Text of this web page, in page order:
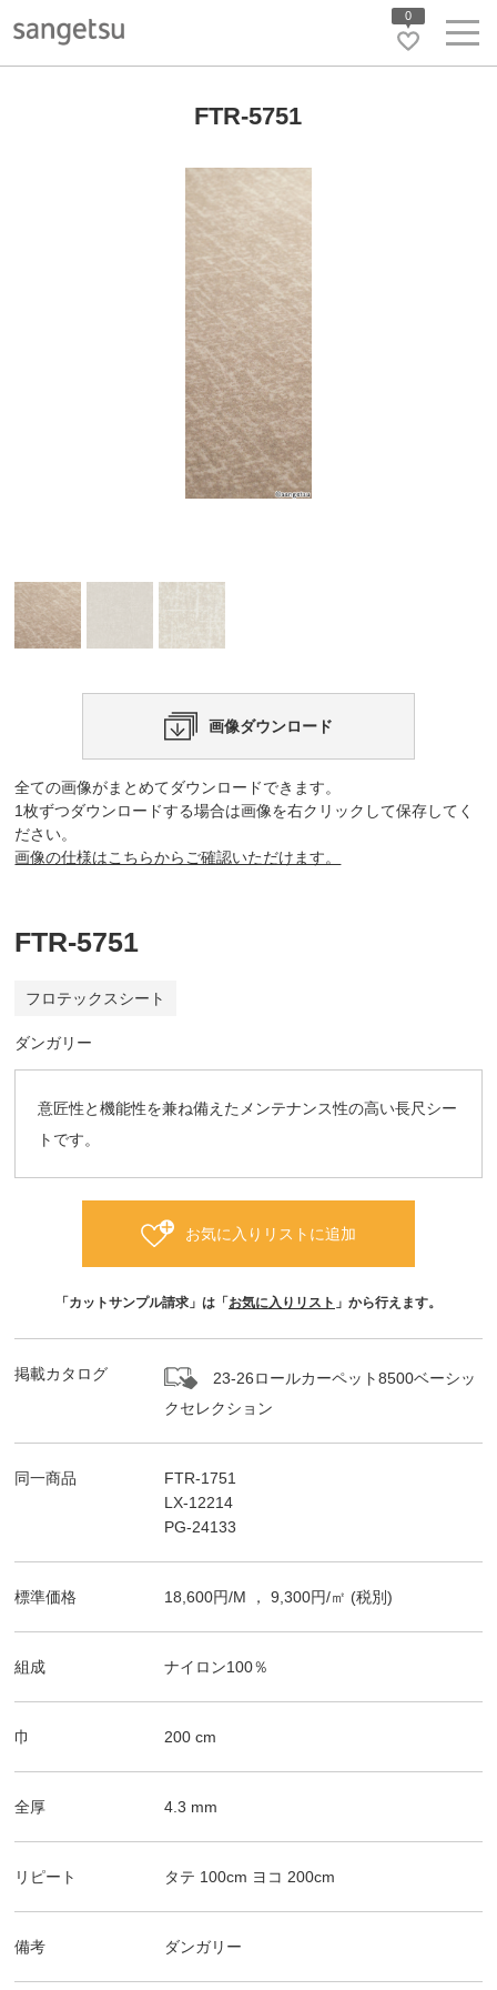
0
FTR-5751
画像ダウンロード
全ての画像がまとめてダウンロードできます。
1枚ずつダウンロードする場合は画像を右クリックして保存してく
ださい。
画像の仕様はこちらからご確認いただけます。
FTR-5751
フロテックスシート
ダンガリー
意匠性と機能性を兼ね備えたメンテナンス性の高い長尺シー
トです。
お気に入りリストに追加
「カットサンプル請求」は「 お気に入りリスト 」から行えます。
掲載カタログ
23-26ロールカーペット8500ベーシッ
クセレクション
同一商品
FTR-1751
LX-12214
PG-24133
標準価格 18,600円/M ，9,300円/㎡ (税別)
組成 ナイロン100％
巾 200 cm
全厚 4.3 mm
リピート タテ 100cm ヨコ200cm
備考 ダンガリー